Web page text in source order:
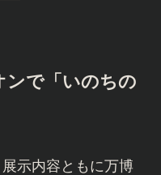
ンで「いのちの
示内容ともに万博